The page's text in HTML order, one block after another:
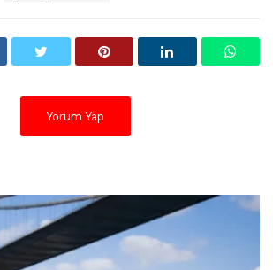
Yorum Yap